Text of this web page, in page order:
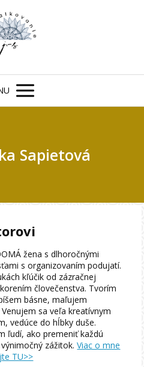
Sapietová
žena s dlhoročnými
s organizovaním podujatí.
kľúčik od zázračnej
človečenstva. Tvorím
básne, maľujem
sa veľa kreatívnym
vedúce do hĺbky duše.
ľudí, ako premeniť každú
zážitok.Viac o mne
TU>>